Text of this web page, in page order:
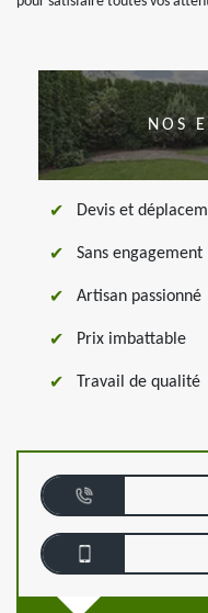
NOS
Devis et
Sans engagement
Artisan passionné
Prix imbattable
Travail de qualité